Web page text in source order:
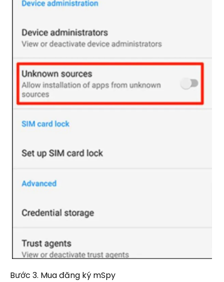
Bước 3. Mua đăng ký mSpy